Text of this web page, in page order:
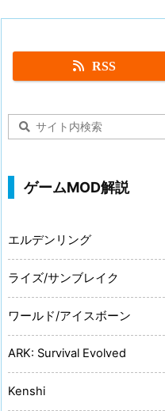
RSS
ゲームMOD解説
エルデンリング
ライズ/サンブレイク
ワールド/アイスボーン
ARK: Survival Evolved
Kenshi